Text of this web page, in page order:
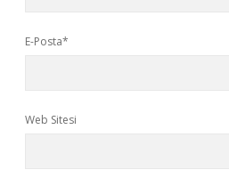
E-Posta*
Web Sitesi